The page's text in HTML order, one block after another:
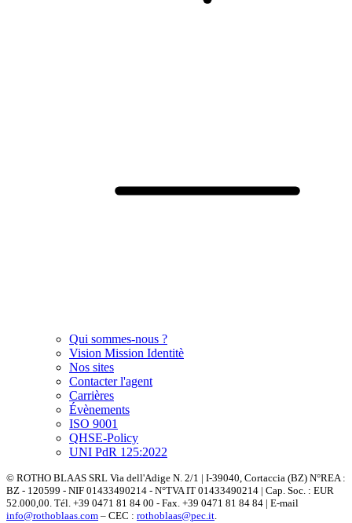
Qui sommes-nous ?
Vision Mission Identitè
Nos sites
Contacter l'agent
Carrières
Évènements
ISO 9001
QHSE-Policy
UNI PdR 125:2022
© ROTHO BLAAS SRL Via dell'Adige N. 2/1 | I-39040, Cortaccia (BZ) N°REA :
BZ - 120599 - NIF 01433490214 - N°TVA IT 01433490214 | Cap. Soc. : EUR
52.000,00. Tél. +39 0471 81 84 00 - Fax. +39 0471 81 84 84 | E-mail
info@rothoblaas.com – CEC : rothoblaas@pec.it.